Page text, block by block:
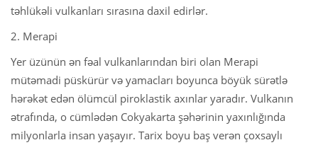
təhlükəli vulkanları sırasına daxil edirlər.
2. Merapi
Yer üzünün ən fəal vulkanlarından biri olan Merapi
mütəmadi püskürür və yamacları boyunca böyük sürətlə
hərəkət edən ölümcül piroklastik axınlar yaradır. Vulkanın
ətrafında, o cümlədən Cokyakarta şəhərinin yaxınlığında
milyonlarla insan yaşayır. Tarix boyu baş verən çoxsaylı